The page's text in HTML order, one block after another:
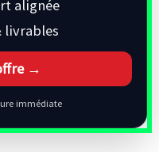
alignée
livrables
→
immédiate